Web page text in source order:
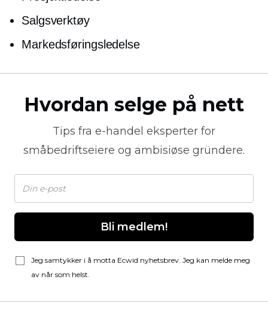
Salgsverktøy
Markedsføringsledelse
Hvordan selge på nett
Tips fra e-handel eksperter for
småbedriftseiere og ambisiøse gründere.
Bli medlem!
Jeg samtykker i å motta Ecwid nyhetsbrev. Jeg kan melde meg
av når som helst.